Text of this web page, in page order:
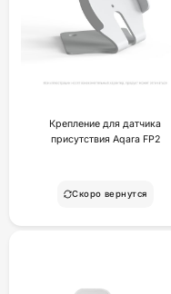
Крепление для датчика
присутствия Aqara FP2
Скоро вернутся